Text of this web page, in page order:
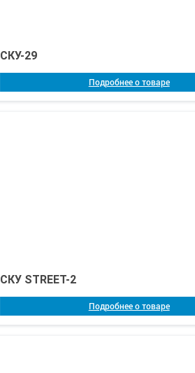
CКУ-29
Подробнее о товаре
СКУ STREET-2
Подробнее о товаре